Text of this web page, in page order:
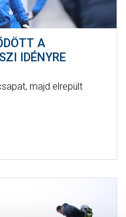
A
IDÉNYRE
majd elrepült